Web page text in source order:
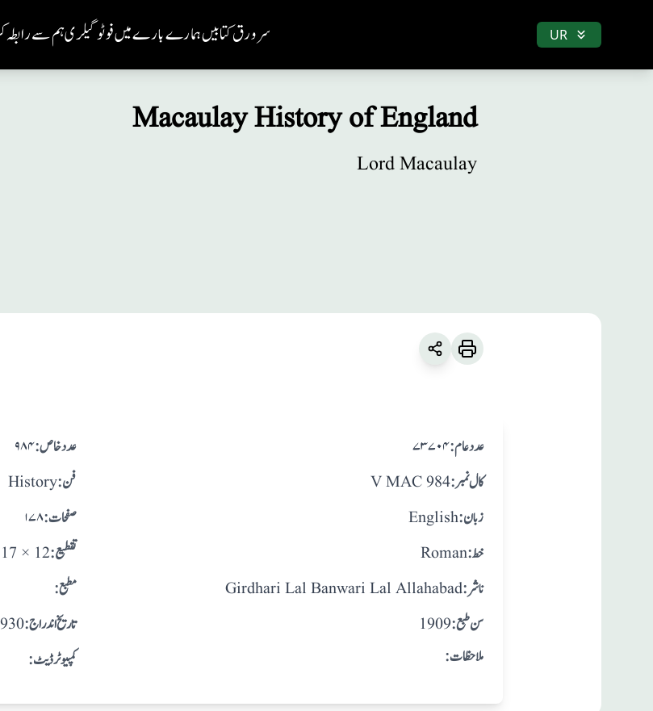
ہم سے رابطہفوٹو گیلریہمارے بارے میںکتابیںسر ورق UR
Macaulay History of England
Lord Macaulay
۹۸۴ :عدد خاص
History :فن
۱۷۸ :صفحات
17 × 12 :تقطيع
:مطبع
: تاريخ اندراج
:کمپیوٹر ڈیٹ
۷۳۷۰۴ :عدد عام
V MAC 984 :کال نمبر
English :زبان
Roman :خط
Girdhari Lal Banwari Lal Allahabad :ناشر
1909 : سن طبع
:ملاحظات